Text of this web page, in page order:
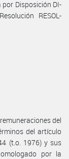
Disposición DI-
RESOL-
del
del artículo
(t.o. 1976) y sus
por la